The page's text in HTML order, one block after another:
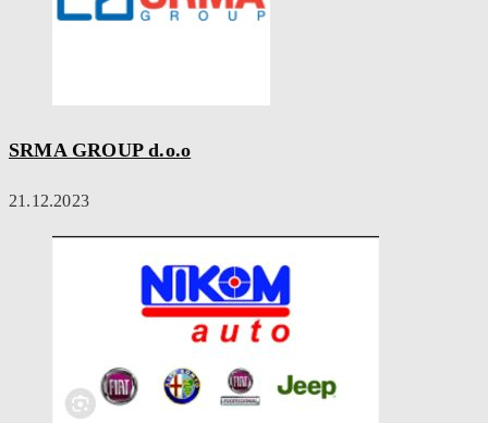
SRMA GROUP d.o.o
21.12.2023